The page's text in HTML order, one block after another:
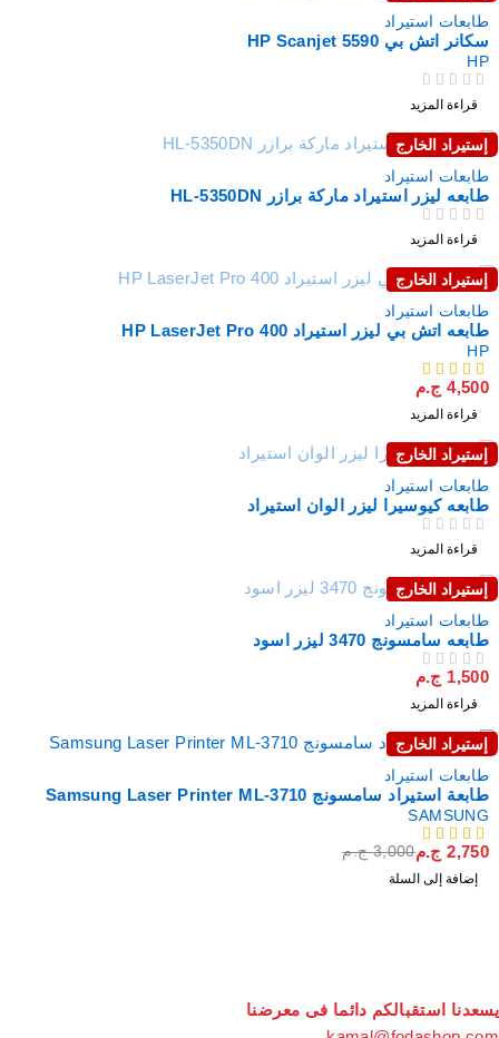
طابعات استيراد
سكانر اتش بي HP Scanjet 5590
HP
قراءة المزيد
إستيراد الخارج
طابعات استيراد
طابعه ليزر استيراد ماركة برازر HL-5350DN
قراءة المزيد
إستيراد الخارج
طابعات استيراد
طابعه اتش بي ليزر استيراد HP LaserJet Pro 400
HP
4,500 ج.م
قراءة المزيد
إستيراد الخارج
طابعات استيراد
طابعه كيوسيرا ليزر الوان استيراد
قراءة المزيد
إستيراد الخارج
طابعات استيراد
طابعه سامسونج 3470 ليزر اسود
1,500 ج.م
قراءة المزيد
إستيراد الخارج
طابعات استيراد
طابعة استيراد سامسونج Samsung Laser Printer ML-3710
SAMSUNG
3,000 ج.م 2,750 ج.م
إضافة إلى السلة
استقبالكم دائما فى معرضنا